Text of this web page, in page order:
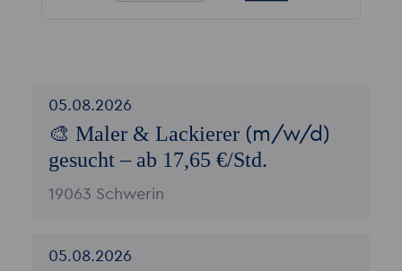
🎨 Maler & Lackierer (m/w/d)
gesucht – ab 17,65 €/Std.
19063 Schwerin
05.08.2026
05.08.2026